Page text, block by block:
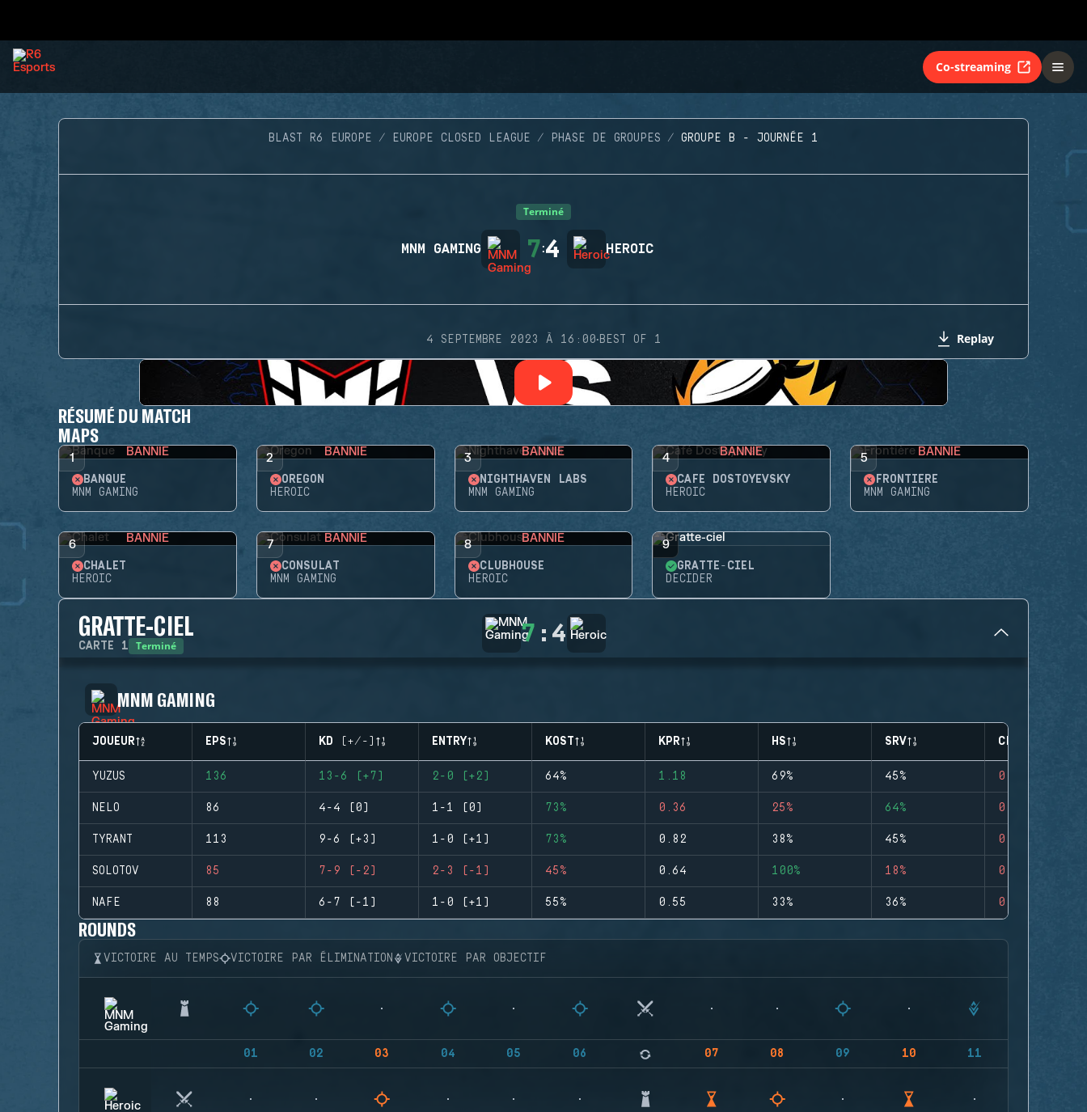
Co-streaming
BLAST R6 EUROPE EUROPE CLOSED LEAGUE PHASE DE GROUPES GROUPE B - JOURNÉE 1
Terminé
MNM GAMING 7:4 HEROIC
4 SEPTEMBRE 2023 À 16:00·BEST OF 1 Replay
RÉSUMÉ DU MATCH
MAPS
1 BANNIE
BANQUE
MNM GAMING
2 BANNIE
OREGON
HEROIC
3 BANNIE
NIGHTHAVEN LABS
MNM GAMING
4 BANNIE
CAFÉ DOSTOYEVSKY
HEROIC
5 BANNIE
FRONTIÈRE
MNM GAMING
6 BANNIE
CHALET
HEROIC
7 BANNIE
CONSULAT
MNM GAMING
8 BANNIE
CLUBHOUSE
HEROIC
9
GRATTE-CIEL
DECIDER
GRATTE-CIEL
CARTE 1 Terminé 7 : 4
MNM GAMING
JOUEUR EPS KD (+/-) ENTRY KOST KPR HS SRV CLUTCHES
YUZUS 136 13-6 (+7) 2-0 (+2) 64% 1.18 69% 45% 0
NELO 86 4-4 (0) 1-1 (0) 73% 0.36 25% 64% 0
TYRANT 113 9-6 (+3) 1-0 (+1) 73% 0.82 38% 45% 0
SOLOTOV 85 7-9 (-2) 2-3 (-1) 45% 0.64 100% 18% 0
NAFE 88 6-7 (-1) 1-0 (+1) 55% 0.55 33% 36% 0
ROUNDS
VICTOIRE AU TEMPS VICTOIRE PAR ÉLIMINATION VICTOIRE PAR OBJECTIF
01 02 03 04 05 06 07 08 09 10 11